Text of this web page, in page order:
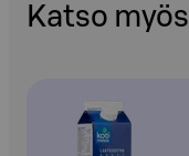
Katso myös